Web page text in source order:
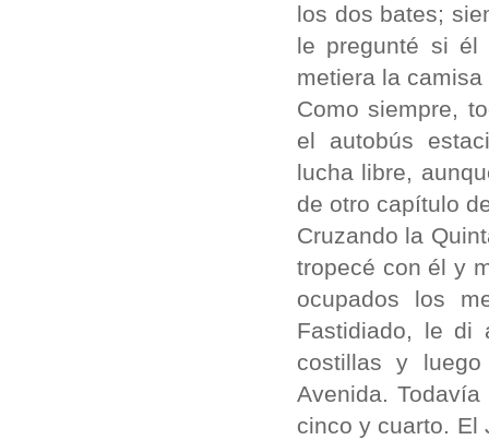
los dos bates;
le pregunté si él
metiera la
Como siempre,
el autobús
lucha libre,
de otro capítulo
Cruzando la
tropecé con él y
ocupados los
Fastidiado, le di
costillas y
Avenida.
cinco y cuarto. El